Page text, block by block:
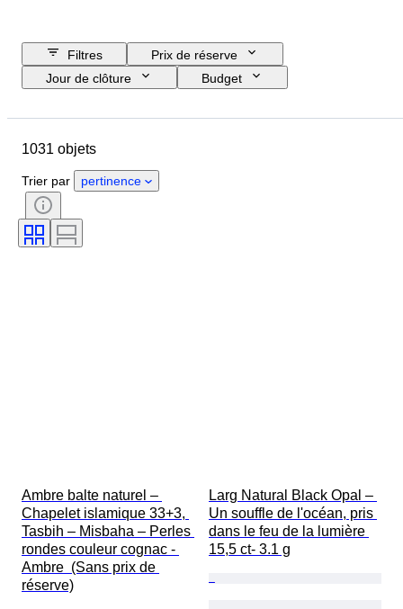
Filtres
Prix de réserve
Jour de clôture
Budget
Matériau
Époque
Certificat
Style
Forme minérale
1031 objets
Trier par pertinence
Ambre balte naturel –
Chapelet islamique 33+3,
Tasbih – Misbaha – Perles
rondes couleur cognac -
Ambre  (Sans prix de
réserve)
Larg Natural Black Opal –
Un souffle de l'océan, pris
dans le feu de la lumière
15,5 ct- 3.1 g